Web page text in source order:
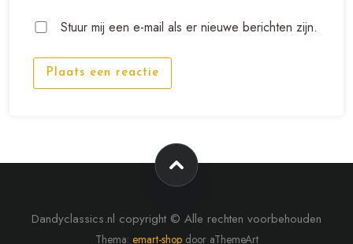
Stuur mij een e-mail als er nieuwe berichten zijn.
Plaats een reactie
Dandyclassics.nl copyright © Alle rechten voorbehouden
Thema: emart-shopdoor aThemeArt